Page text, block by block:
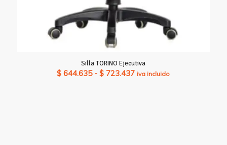
Silla TORINO Ejecutiva
$ 644.635 - $ 723.437Rango
iva incluido